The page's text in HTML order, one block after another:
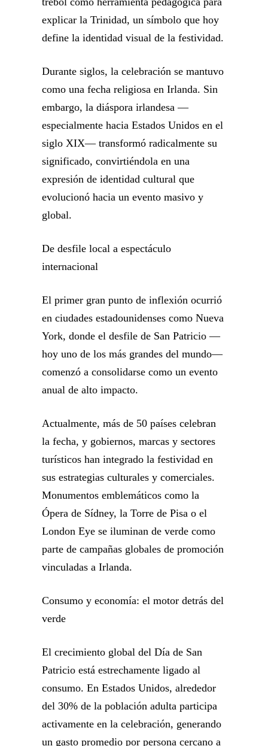
explicar la Trinidad, un símbolo que hoy
define la identidad visual de la festividad.
Durante siglos, la celebración se mantuvo
como una fecha religiosa en Irlanda. Sin
embargo, la diáspora irlandesa —
especialmente hacia Estados Unidos en el
siglo XIX— transformó radicalmente su
significado, convirtiéndola en una
expresión de identidad cultural que
evolucionó hacia un evento masivo y
global.
De desfile local a espectáculo
internacional
El primer gran punto de inflexión ocurrió
en ciudades estadounidenses como Nueva
York, donde el desfile de San Patricio —
hoy uno de los más grandes del mundo—
comenzó a consolidarse como un evento
anual de alto impacto.
Actualmente, más de 50 países celebran
la fecha, y gobiernos, marcas y sectores
turísticos han integrado la festividad en
sus estrategias culturales y comerciales.
Monumentos emblemáticos como la
Ópera de Sídney, la Torre de Pisa o el
London Eye se iluminan de verde como
parte de campañas globales de promoción
vinculadas a Irlanda.
Consumo y economía: el motor detrás del
verde
El crecimiento global del Día de San
Patricio está estrechamente ligado al
consumo. En Estados Unidos, alrededor
del 30% de la población adulta participa
activamente en la celebración, generando
un gasto promedio por persona cercano a